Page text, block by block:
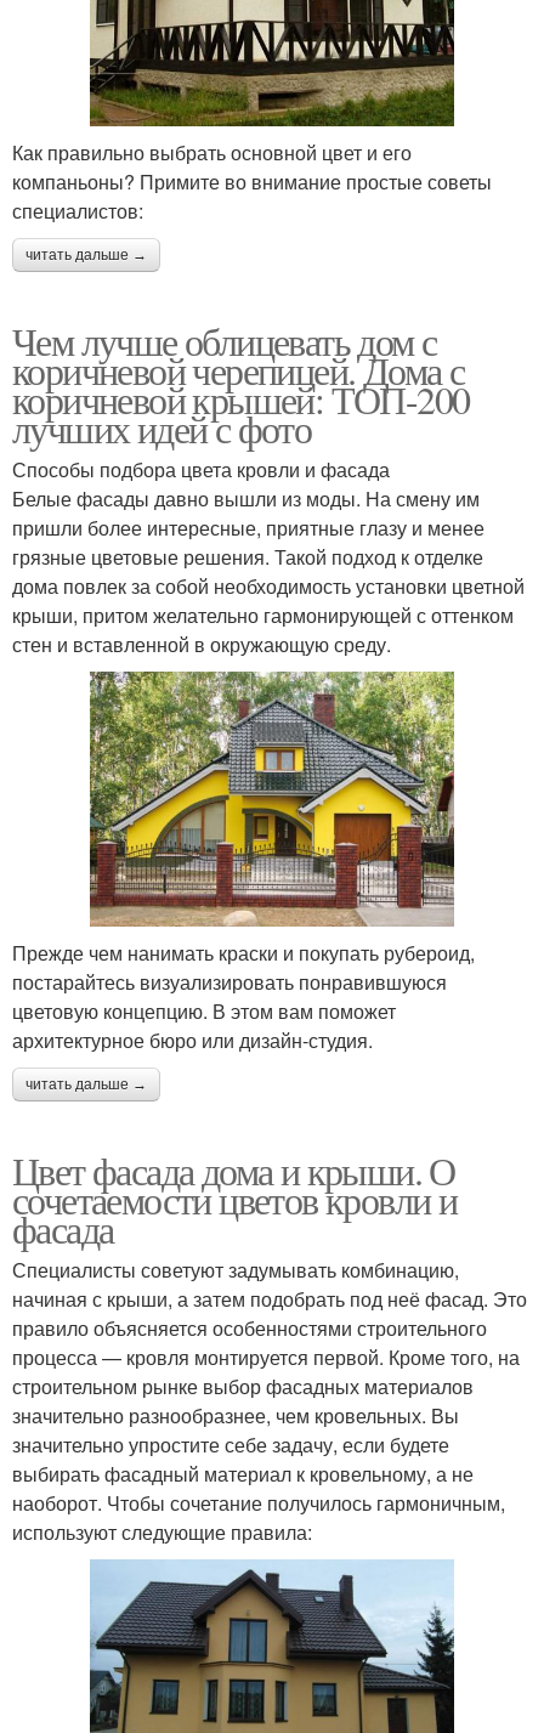
Как правильно выбрать основной цвет и его
компаньоны? Примите во внимание простые советы
специалистов:
читать дальше →
Чем лучше облицевать дом с
коричневой черепицей. Дома с
коричневой крышей: ТОП-200
лучших идей с фото
Способы подбора цвета кровли и фасада
Белые фасады давно вышли из моды. На смену им
пришли более интересные, приятные глазу и менее
грязные цветовые решения. Такой подход к отделке
дома повлек за собой необходимость установки цветной
крыши, притом желательно гармонирующей с оттенком
стен и вставленной в окружающую среду.
Прежде чем нанимать краски и покупать рубероид,
постарайтесь визуализировать понравившуюся
цветовую концепцию. В этом вам поможет
архитектурное бюро или дизайн-студия.
читать дальше →
Цвет фасада дома и крыши. О
сочетаемости цветов кровли и
фасада
Специалисты советуют задумывать комбинацию,
начиная с крыши, а затем подобрать под неё фасад. Это
правило объясняется особенностями строительного
процесса — кровля монтируется первой. Кроме того, на
строительном рынке выбор фасадных материалов
значительно разнообразнее, чем кровельных. Вы
значительно упростите себе задачу, если будете
выбирать фасадный материал к кровельному, а не
наоборот. Чтобы сочетание получилось гармоничным,
используют следующие правила: